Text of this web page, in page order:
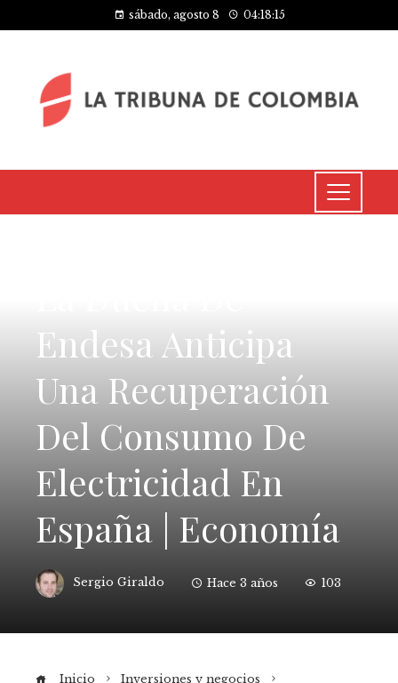
sábado, agosto 8 04:18:15
Endesa Anticipa
Una Recuperación
Del Consumo De
Electricidad En
España | Economía
Sergio Giraldo Hace 3 años 103
Inicio
Inversiones y negocios